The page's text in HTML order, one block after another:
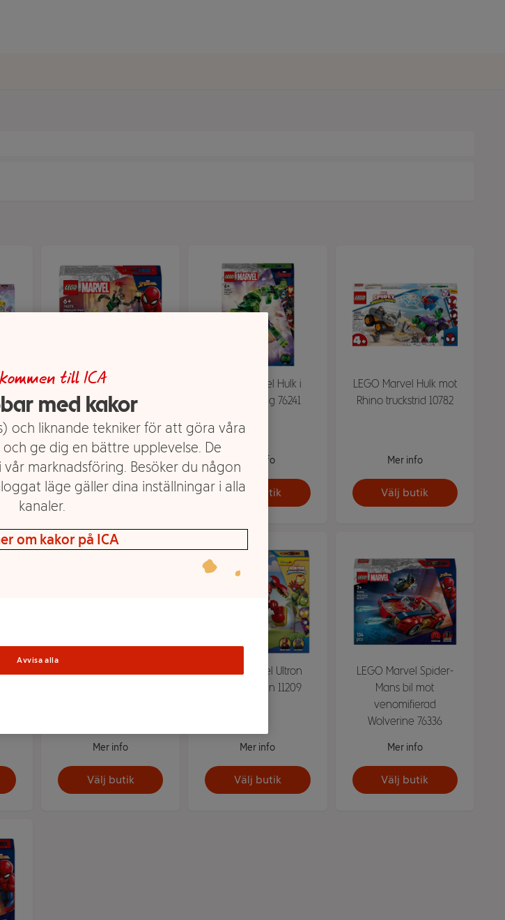
LEGO Marvel
Motorcykeljakt
Ock 76275
Mer info
Välj butik
LEGO Marvel Hulk i
robotrustning 76241
Mer info
Välj butik
LEGO Marvel Hulk mot
Rhino truckstrid 10782
Mer info
Välj butik
Mer info
Välj butik
LEGO Marvel Ultron
mot Iron Man 11209
Mer info
Välj butik
LEGO Marvel Spider-
Mans bil mot
venomifierad
Wolverine 76336
Mer info
Välj butik
till ICA
med kakor
och liknande tekniker för att göra våra
ge dig en bättre upplevelse. De
vår marknadsföring. Besöker du någon
läge gäller dina inställningar i alla
kanaler.
om kakor på ICA
Avvisa alla